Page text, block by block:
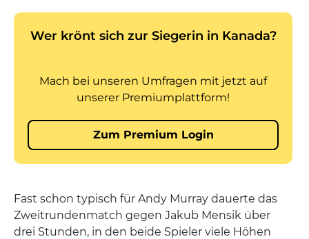
Fast schon typisch für Andy Murray dauerte das
Zweitrundenmatch gegen Jakub Mensik über
drei Stunden, in den beide Spieler viele Höhen